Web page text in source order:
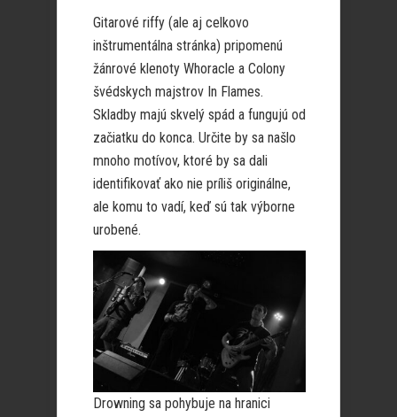
Gitarové riffy (ale aj celkovo
inštrumentálna stránka) pripomenú
žánrové klenoty Whoracle a Colony
švédskych majstrov In Flames.
Skladby majú skvelý spád a fungujú od
začiatku do konca. Určite by sa našlo
mnoho motívov, ktoré by sa dali
identifikovať ako nie príliš originálne,
ale komu to vadí, keď sú tak výborne
urobené.
Drowning sa pohybuje na hranici